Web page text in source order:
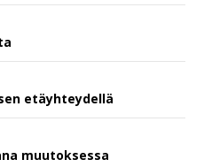
etäyhteydellä
muutoksessa